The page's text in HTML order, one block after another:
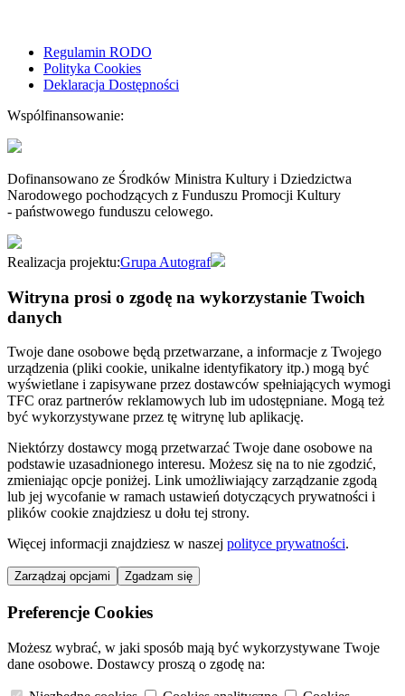
Regulamin RODO
Polityka Cookies
Deklaracja Dostępności
Wspólfinansowanie:
Dofinansowano ze Środków Ministra Kultury i Dziedzictwa
Narodowego pochodzących z Funduszu Promocji Kultury
- państwowego funduszu celowego.
Realizacja projektu:Grupa Autograf
Witryna prosi o zgodę na wykorzystanie Twoich
danych
Twoje dane osobowe będą przetwarzane, a informacje z Twojego
urządzenia (pliki cookie, unikalne identyfikatory itp.) mogą być
wyświetlane i zapisywane przez dostawców spełniających wymogi
TFC oraz partnerów reklamowych lub im udostępniane. Mogą też
być wykorzystywane przez tę witrynę lub aplikację.
Niektórzy dostawcy mogą przetwarzać Twoje dane osobowe na
podstawie uzasadnionego interesu. Możesz się na to nie zgodzić,
zmieniając opcje poniżej. Link umożliwiający zarządzanie zgodą
lub jej wycofanie w ramach ustawień dotyczących prywatności i
plików cookie znajdziesz u dołu tej strony.
Więcej informacji znajdziesz w naszej polityce prywatności.
Zarządzaj opcjami Zgadzam się
Preferencje Cookies
Możesz wybrać, w jaki sposób mają być wykorzystywane Twoje
dane osobowe. Dostawcy proszą o zgodę na: